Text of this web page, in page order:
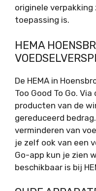
originele
toepassing is.
HEMA
De HEMA in
Too Good To Go.
producten van de
gereduceerd
verminderen van
je zelf ook van een
Go-app kun je zien
beschikbaar is bij